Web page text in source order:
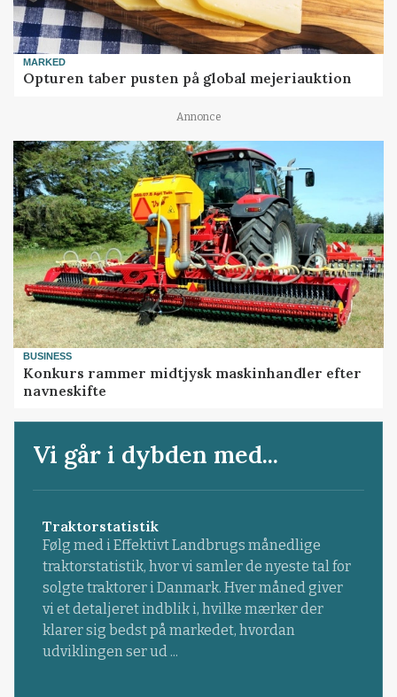
MARKED
Opturen taber pusten på global mejeriauktion
Annonce
BUSINESS
Konkurs rammer midtjysk maskinhandler efter
navneskifte
Vi går i dybden med...
Traktorstatistik
Følg med i Effektivt Landbrugs månedlige
traktorstatistik, hvor vi samler de nyeste tal for
solgte traktorer i Danmark. Hver måned giver
vi et detaljeret indblik i, hvilke mærker der
klarer sig bedst på markedet, hvordan
udviklingen ser ud ...